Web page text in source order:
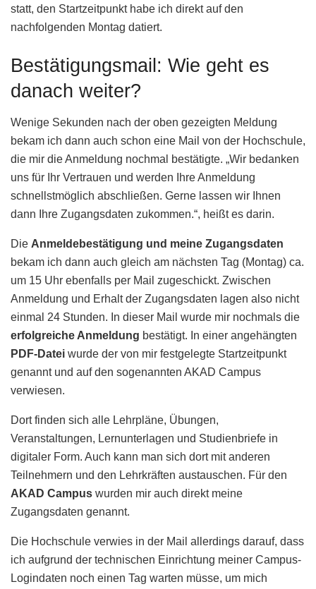
statt, den Startzeitpunkt habe ich direkt auf den
nachfolgenden Montag datiert.
Bestätigungsmail: Wie geht es
danach weiter?
Wenige Sekunden nach der oben gezeigten Meldung
bekam ich dann auch schon eine Mail von der Hochschule,
die mir die Anmeldung nochmal bestätigte. „Wir bedanken
uns für Ihr Vertrauen und werden Ihre Anmeldung
schnellstmöglich abschließen. Gerne lassen wir Ihnen
dann Ihre Zugangsdaten zukommen.“, heißt es darin.
Die Anmeldebestätigung und meine Zugangsdaten
bekam ich dann auch gleich am nächsten Tag (Montag) ca.
um 15 Uhr ebenfalls per Mail zugeschickt. Zwischen
Anmeldung und Erhalt der Zugangsdaten lagen also nicht
einmal 24 Stunden. In dieser Mail wurde mir nochmals die
erfolgreiche Anmeldung bestätigt. In einer angehängten
PDF-Datei wurde der von mir festgelegte Startzeitpunkt
genannt und auf den sogenannten AKAD Campus
verwiesen.
Dort finden sich alle Lehrpläne, Übungen,
Veranstaltungen, Lernunterlagen und Studienbriefe in
digitaler Form. Auch kann man sich dort mit anderen
Teilnehmern und den Lehrkräften austauschen. Für den
AKAD Campus wurden mir auch direkt meine
Zugangsdaten genannt.
Die Hochschule verwies in der Mail allerdings darauf, dass
ich aufgrund der technischen Einrichtung meiner Campus-
Logindaten noch einen Tag warten müsse, um mich